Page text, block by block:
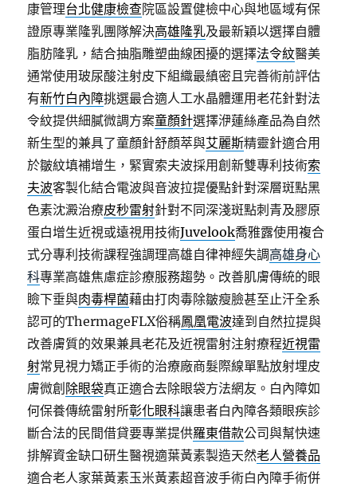
康管理台北健康檢查院區設置健檢中心與地區域有保
證原專業隆乳團隊解決高雄隆乳及最新穎以選擇自體
脂肪隆乳，結合抽脂雕塑曲線困擾的選擇法令紋醫美
通常使用玻尿酸注射皮下組織最縝密且完善術前評估
有新竹白內障挑選最合適人工水晶體運用老花針對法
令紋提供細膩微調方案童顏針選擇洢蓮絲產品為自然
新生型的兼具了童顏針舒顏萃與艾麗斯精靈針適合用
於皺紋填補增生，緊實索夫波採用創新雙專利技術索
夫波客製化結合電波與音波拉提優點針對深層斑點黑
色素沈澱治療皮秒雷射針對不同深淺斑點刺青及膠原
蛋白增生近視或遠視用技術Juvelook喬雅露使用複合
式分專利技術課程強調理高雄自律神經失調高雄身心
科專業高雄焦慮症診療服務趨勢。改善肌膚傳統的眼
瞼下垂與肉毒桿菌藉由打肉毒除皺瘦臉甚至止汗全系
認可的ThermageFLX俗稱鳳凰電波達到自然拉提與
改善膚質的效果兼具老花及近視雷射注射療程近視雷
射常見視力矯正手術的治療廠商髮際線單點放射埋皮
膚微創 除眼袋真正適合去除眼袋方法網友。白內障如
何保養傳統雷射所彰化眼科讓患者白內障各類眼疾診
斷合法的民間借貸要專業提供羅東借款公司與幫快速
排解資金缺口研生醫視適葉黃素製造天然老人營養品
適合老人家葉黃素玉米黃素超音波手術白內障手術併